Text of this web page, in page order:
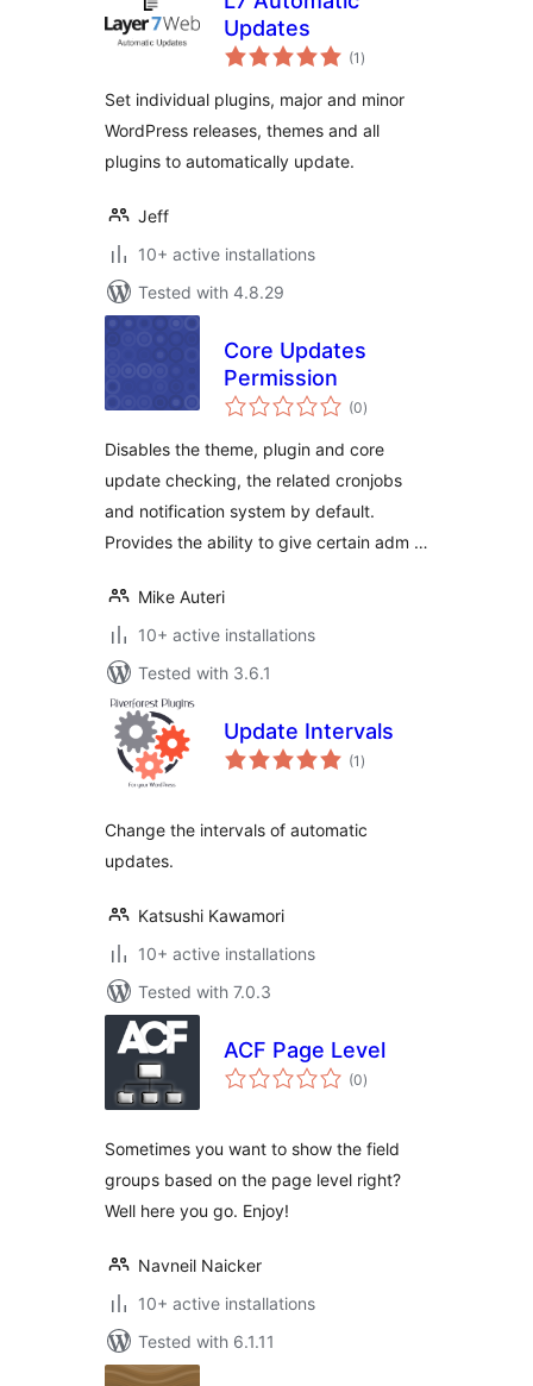
Updates
(1 total
ratings
)
Set individual plugins, major and minor
WordPress releases, themes and all
plugins to automatically update.
Jeff
10+ active installations
Tested with 4.8.29
Core Updates
Permission
(0total
ratings
)
Disables the theme, plugin and core
update checking, the related cronjobs
and notification system by default.
Provides the ability to give certain adm …
Mike Auteri
10+ active installations
Tested with 3.6.1
Update Intervals
(1 total
ratings
)
Change the intervals of automatic
updates.
Katsushi Kawamori
10+ active installations
Tested with 7.0.3
ACF Page Level
(0total
ratings
)
Sometimes you want to show the field
groups based on the page level right?
Well here you go. Enjoy!
Navneil Naicker
10+ active installations
Tested with 6.1.11